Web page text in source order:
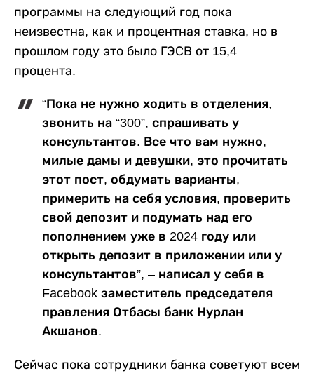
программы на следующий год пока
неизвестна, как и процентная ставка, но в
прошлом году это было ГЭСВ от 15,4
процента.
“Пока не нужно ходить в отделения,
звонить на “300”, спрашивать у
консультантов. Все что вам нужно,
милые дамы и девушки, это прочитать
этот пост, обдумать варианты,
примерить на себя условия, проверить
свой депозит и подумать над его
пополнением уже в 2024 году или
открыть депозит в приложении или у
консультантов”, – написал у себя в
Facebook заместитель председателя
правления Отбасы банк Нурлан
Акшанов.
Сейчас пока сотрудники банка советуют всем